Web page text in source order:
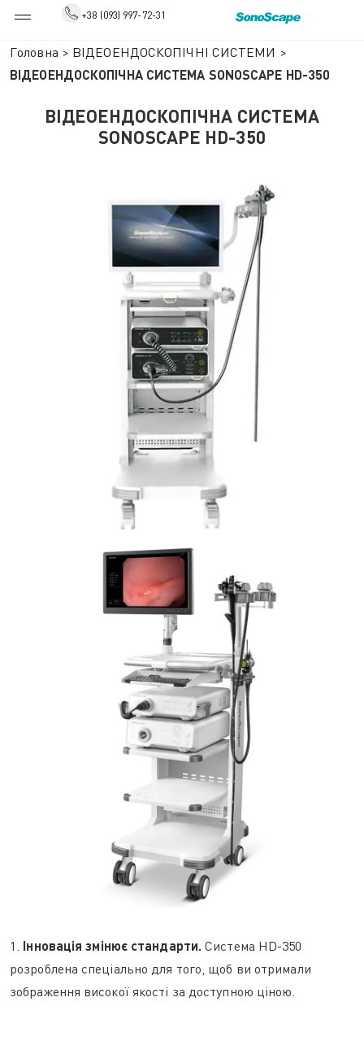
+38 (093) 997-72-31
Головна > ВІДЕОЕНДОСКОПІЧНІ СИСТЕМИ >
ВІДЕОЕНДОСКОПІЧНА СИСТЕМА SONOSCAPE HD-350
ВІДЕОЕНДОСКОПІЧНА СИСТЕМА
SONOSCAPE HD-350
1. Інновація змінює стандарти. Система HD-350
розроблена спеціально для того, щоб ви отримали
зображення високої якості за доступною ціною.